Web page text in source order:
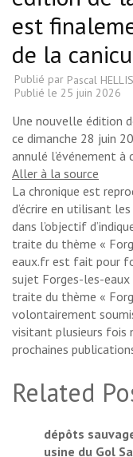
est
de la
Publié par Pascal HELLIS
Publié le 25 juin 2026
Une nouvelle édition
ce dimanche 28 juin
annulé l’événement à
Aller à la source
La chronique est
d’écrire en utilisant
dans l’objectif
traite du thème «
eaux.fr est fait pour
sujet Forges-les-eaux
traite du thème «
volontairement
visitant plusieurs fois
prochaines
Related
dépôts
usine du Gol